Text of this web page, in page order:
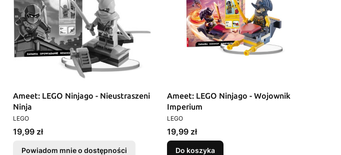
Ameet: LEGO Ninjago - Nieustraszeni
Ninja
PRODUCENT
LEGO
Cena
19,99 zł
Powiadom mnie o dostępności
Ameet: LEGO Ninjago - Wojownik
Imperium
PRODUCENT
LEGO
Cena
19,99 zł
Do koszyka